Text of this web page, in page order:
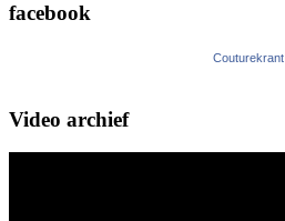
facebook
Couturekrant
Video archief